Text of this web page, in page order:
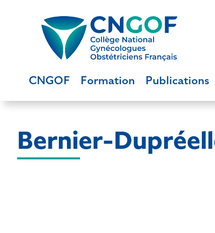
CNGOF Formation Publications
Bernier-